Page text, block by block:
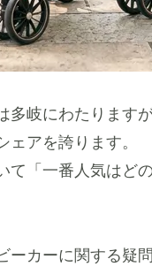
岐にわたります
ェアを誇ります。
て「一番人気はど
ーカーに関する疑